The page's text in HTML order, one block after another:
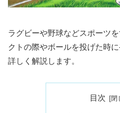
ラグビーや野球などスポーツ
クトの際やボールを投げた時
詳しく解説します。
目次